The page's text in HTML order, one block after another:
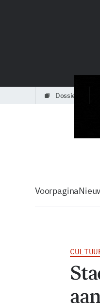
dossiers
Voorpagina